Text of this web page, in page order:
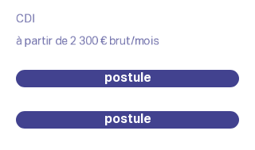
CDI
à partir de 2 300 € brut/mois
postule
postule